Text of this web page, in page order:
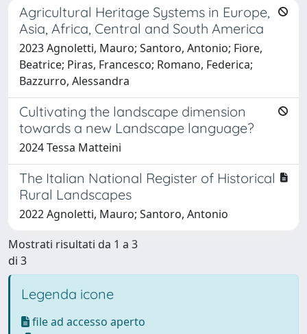
Agricultural Heritage Systems in Europe,
Asia, Africa, Central and South America
2023 Agnoletti, Mauro; Santoro, Antonio; Fiore,
Beatrice; Piras, Francesco; Romano, Federica;
Bazzurro, Alessandra
Cultivating the landscape dimension
towards a new Landscape language?
2024 Tessa Matteini
The Italian National Register of Historical
Rural Landscapes
2022 Agnoletti, Mauro; Santoro, Antonio
Mostrati risultati da 1 a 3
di 3
Legenda icone
file ad accesso aperto